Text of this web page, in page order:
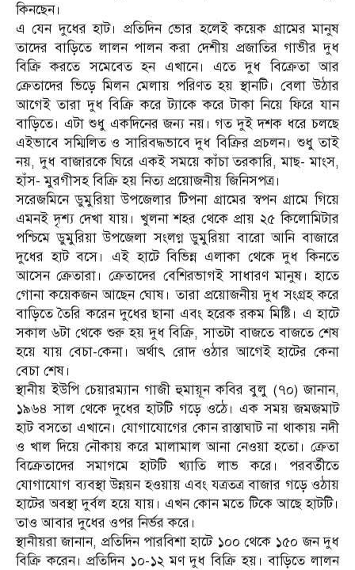
কিনছেন।
এ যেন দুধের হাট। প্রতিদিন ভোর হলেই কয়েক গ্রামের মানুষ
তাদের বাড়িতে লালন পালন করা দেশীয় প্রজাতির গাভীর দুধ
বিক্রি করতে সমেবেত হন এখানে। এতে দুধ বিক্রেতা আর
ক্রেতাদের ভিড়ে মিলন মেলায় পরিণত হয় স্থানটি। বেলা উঠার
আগেই তারা দুধ বিক্রি করে ট্যাকে করে টাকা নিয়ে ফিরে যান
বাড়িতে। এটা শুধু একদিনের জন্য নয়। গত দুই দশক ধরে চলছে
এইভাবে সম্মিলিত ও সারিবদ্ধভাবে দুধ বিক্রির প্রচলন। শুধু তাই
নয়, দুধ বাজারকে ঘিরে একই সময়ে কাঁচা তরকারি, মাছ- মাংস,
হাঁস- মুরগীসহ বিক্রি হয় নিত্য প্রয়োজনীয় জিনিসপত্র।
সরেজমিনে ডুমুরিয়া উপজেলার টিপনা গ্রামের স্বপন গ্রামে গিয়ে
এমনই দৃশ্য দেখা যায়। খুলনা শহর থেকে প্রায় ২৫ কিলোমিটার
পশ্চিমে ডুমুরিয়া উপজেলা সংলগ্ন ডুমুরিয়া বারো আনি বাজারে
দুধের হাট বসে। এই হাটে বিভিন্ন এলাকা থেকে দুধ কিনতে
আসেন ক্রেতারা। ক্রেতাদের বেশিরভাগই সাধারণ মানুষ। হাতে
গোনা কয়েকজন আছেন ঘোষ। তারা প্রয়োজনীয় দুধ সংগ্রহ করে
বাড়িতে তৈরি করেন দুধের ছানা এবং হরেক রকম মিষ্টি। এ হাটে
সকাল ৬টা থেকে শুরু হয় দুধ বিক্রি, সাতটা বাজতে বাজতে শেষ
হয়ে যায় বেচা-কেনা। অর্থাৎ রোদ ওঠার আগেই হাটের কেনা
বেচা শেষ।
স্থানীয় ইউপি চেয়ারম্যান গাজী হুমায়ূন কবির বুলু (৭০) জানান,
১৯৬৪ সাল‌ থেকে দুধের হাটটি গড়ে ওঠে। এক সময় জমজমাট
হাট বসতো এখানে। যোগাযোগের কোন রাস্তাঘাট না থাকায় নদী
ও খাল দিয়ে নৌকায় করে মালামাল আনা নেওয়া হতো। ক্রেতা
বিক্রেতাদের সমাগমে হাটটি খ্যাতি লাভ করে। পরবর্তীতে
যোগাযোগ ব্যবস্থা উন্নয়ন হওয়ায় এবং যত্রতত্র বাজার গড়ে ওঠায়
হাটের অবস্থা দুর্বল হয়ে যায়। এখন কোন মতে টিকে আছে হাটটি।
তাও আবার দুধের ওপর নির্ভর করে।
স্থানীয়রা জানান, প্রতিদিন পারবিশা হাটে ১০০ থেকে ১৫০ জন দুধ
বিক্রি করেন। প্রতিদিন ১০-১২ মণ দুধ বিক্রি হয়। বাড়িতে লালন